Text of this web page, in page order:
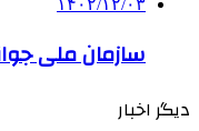
سازمان ملی جوانان‬⁩ تا ۳ ماه آینده
دیگر اخبار